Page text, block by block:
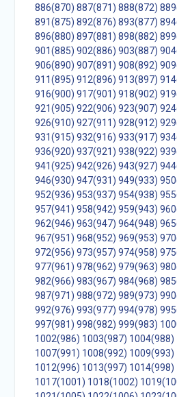
886(870) 887(871) 888(872)
891(875) 892(876) 893(877)
896(880) 897(881) 898(882)
901(885) 902(886) 903(887)
906(890) 907(891) 908(892)
911(895) 912(896) 913(897)
916(900) 917(901) 918(902)
921(905) 922(906) 923(907)
926(910) 927(911) 928(912)
931(915) 932(916) 933(917)
936(920) 937(921) 938(922)
941(925) 942(926) 943(927)
946(930) 947(931) 949(933)
952(936) 953(937) 954(938)
957(941) 958(942) 959(943)
962(946) 963(947) 964(948)
967(951) 968(952) 969(953)
972(956) 973(957) 974(958)
977(961) 978(962) 979(963)
982(966) 983(967) 984(968)
987(971) 988(972) 989(973)
992(976) 993(977) 994(978)
997(981) 998(982) 999(983)
1002(986) 1003(987) 1004(988)
1007(991) 1008(992) 1009(993)
1012(996) 1013(997) 1014(998)
1017(1001) 1018(1002)